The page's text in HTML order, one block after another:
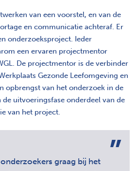
van een voorstel, en van de
en communicatie achteraf. Er
onderzoeksproject. Ieder
een ervaren projectmentor
De projectmentor is de verbinder
Gezonde Leefomgeving en
opbrengst van het onderzoek in de
uitvoeringsfase onderdeel van de
van het project.
graag bij het